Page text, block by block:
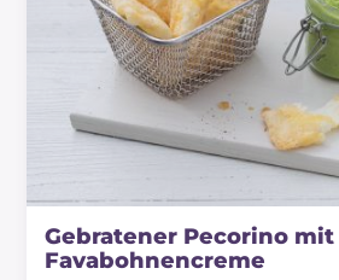
Gebratener Pecorino mit
Favabohnencreme